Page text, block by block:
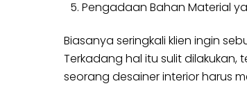
Pengadaan Bahan Material
Biasanya seringkali klien ingin
Terkadang hal itu sulit dilakukan,
seorang desainer interior harus